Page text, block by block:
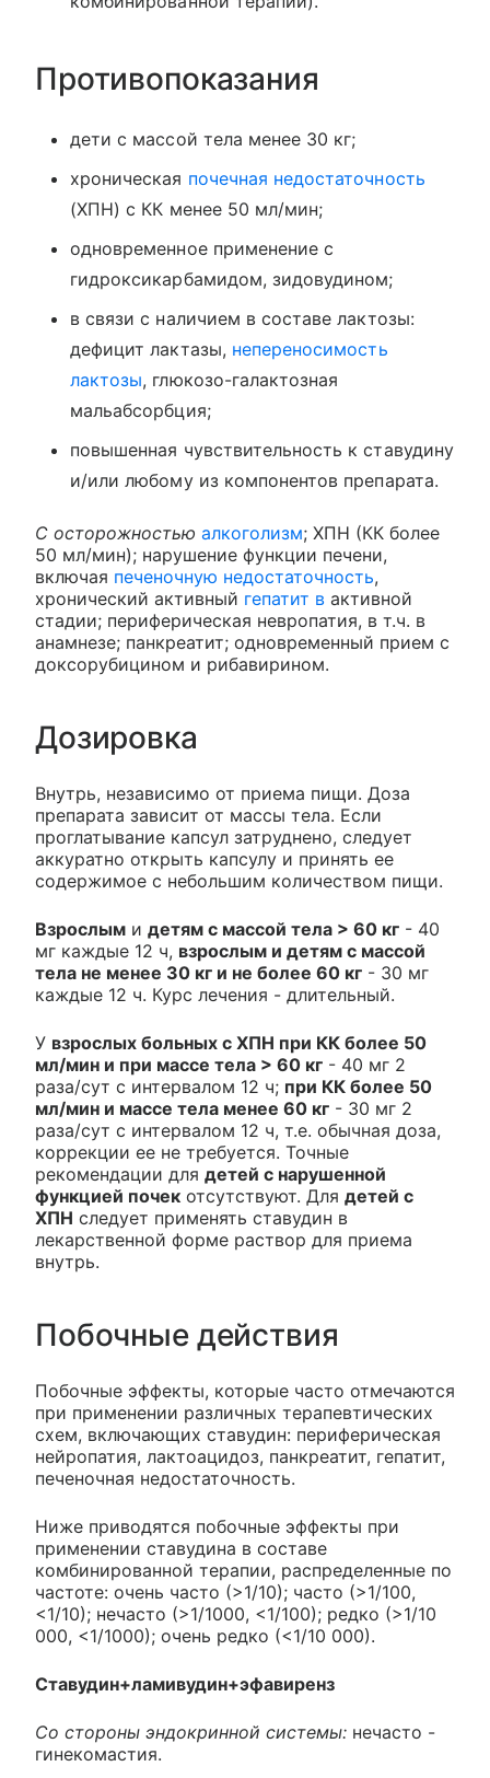
Противопоказания
дети с массой тела менее 30 кг;
хроническая почечная недостаточность
(ХПН) с КК менее 50 мл/мин;
одновременное применение с
гидроксикарбамидом, зидовудином;
в связи с наличием в составе лактозы:
дефицит лактазы, непереносимость
лактозы, глюкозо-галактозная
мальабсорбция;
повышенная чувствительность к ставудину
и/или любому из компонентов препарата.
С осторожностью алкоголизм; ХПН (КК более
50 мл/мин); нарушение функции печени,
включая печеночную недостаточность,
хронический активный гепатит в активной
стадии; периферическая невропатия, в т.ч. в
анамнезе; панкреатит; одновременный прием с
доксорубицином и рибавирином.
Дозировка
Внутрь, независимо от приема пищи. Доза
препарата зависит от массы тела. Если
проглатывание капсул затруднено, следует
аккуратно открыть капсулу и принять ее
содержимое с небольшим количеством пищи.
Взрослым и детям с массой тела > 60 кг - 40
мг каждые 12 ч, взрослым и детям с массой
тела не менее 30 кг и не более 60 кг - 30 мг
каждые 12 ч. Курс лечения - длительный.
У взрослых больных с ХПН при КК более 50
мл/мин и при массе тела > 60 кг - 40 мг 2
раза/сут с интервалом 12 ч; при КК более 50
мл/мин и массе тела менее 60 кг - 30 мг 2
раза/сут с интервалом 12 ч, т.е. обычная доза,
коррекции ее не требуется. Точные
рекомендации для детей с нарушенной
функцией почек отсутствуют. Для детей с
ХПН следует применять ставудин в
лекарственной форме раствор для приема
внутрь.
Побочные действия
Побочные эффекты, которые часто отмечаются
при применении различных терапевтических
схем, включающих ставудин: периферическая
нейропатия, лактоацидоз, панкреатит, гепатит,
печеночная недостаточность.
Ниже приводятся побочные эффекты при
применении ставудина в составе
комбинированной терапии, распределенные по
частоте: очень часто (>1/10); часто (>1/100,
<1/10); нечасто (>1/1000, <1/100); редко (>1/10
000, <1/1000); очень редко (<1/10 000).
Ставудин+ламивудин+эфавиренз
Со стороны эндокринной системы: нечасто -
гинекомастия.